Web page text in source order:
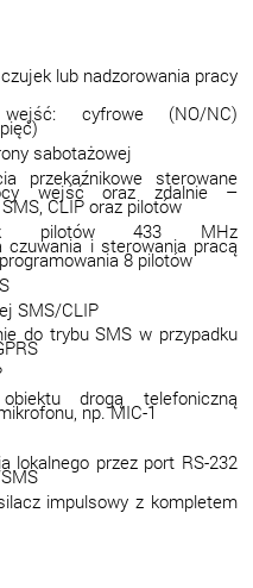
lub nadzorowania pracy
cyfrowe (NO/NC)
sabotażowej
przekaźnikowe sterowane
wejść oraz zdalnie –
CLIP oraz pilotów
pilotów 433 MHz
czuwania i sterowania pracą
8 pilotów
SMS/CLIP
do trybu SMS w przypadku
drogą telefoniczną
np.MIC-1
lokalnego przez port RS-232
impulsowy z kompletem